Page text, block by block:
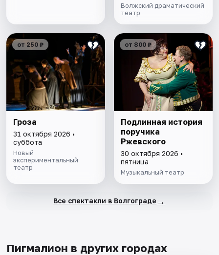
Волжский драматический
театр
от 250 ₽
Гроза
31 октября 2026 •
суббота
Новый
экспериментальный
театр
от 800 ₽
Подлинная история
поручика
Ржевского
30 октября 2026 •
пятница
Музыкальный театр
Все спектакли в Волгограде →
Пигмалион в других городах